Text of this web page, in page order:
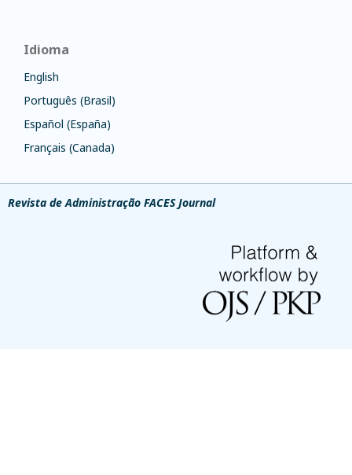
Idioma
English
Português (Brasil)
Español (España)
Français (Canada)
Revista de Administração FACES Journal